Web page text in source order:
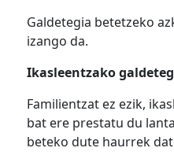
Galdetegia betetzeko
izango da.
Ikasleentzako
Familientzat ez ezik,
bat ere prestatu du
beteko dute haurrek